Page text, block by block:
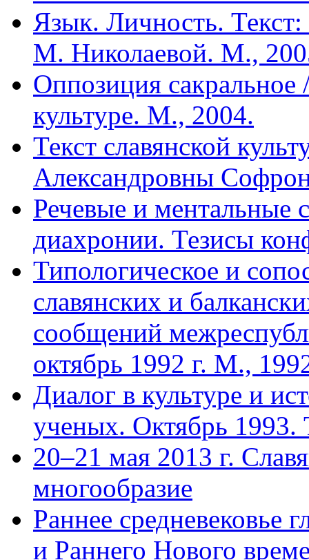
Язык. Личность.
М. Николаевой. М.,
Оппозиция сакральное
культуре. М., 2004.
Текст славянской
Александровны
Речевые и ментальные
диахронии. Тезисы
Типологическое и
славянских и
сообщений
октябрь 1992 г. М.,
Диалог в культуре и
ученых. Октябрь
20–21 мая 2013 г.
многообразие
Раннее средневековье
и Раннего Нового